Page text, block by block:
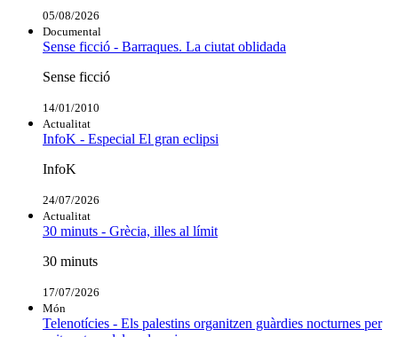
05/08/2026
Documental
Sense ficció - Barraques. La ciutat oblidada
Sense ficció
14/01/2010
Actualitat
InfoK - Especial El gran eclipsi
InfoK
24/07/2026
Actualitat
30 minuts - Grècia, illes al límit
30 minuts
17/07/2026
Món
Telenotícies - Els palestins organitzen guàrdies nocturnes per